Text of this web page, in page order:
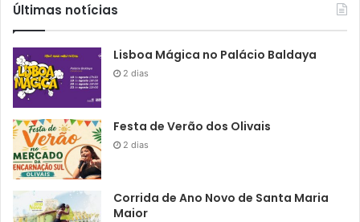
Últimas notícias
Lisboa Mágica no Palácio Baldaya
2 dias
Festa de Verão dos Olivais
2 dias
Corrida de Ano Novo de Santa Maria
Maior